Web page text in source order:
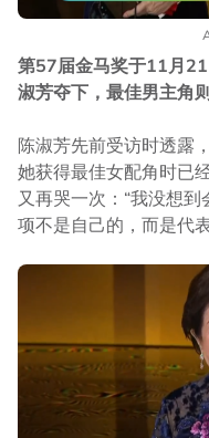
第57届金马奖于11月
淑芳夺下，最佳男主角
陈淑芳先前受访时透露
她获得最佳女配角时已
又再哭一次：“我没想
项不是自己的，而是代